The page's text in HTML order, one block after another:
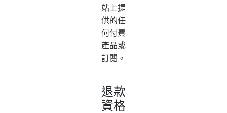
站上提
供的任
何付費
產品或
訂閱。
退款
資格